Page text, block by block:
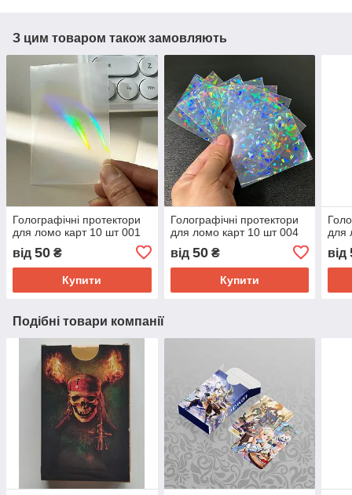
З цим товаром також замовляють
Голографічні протектори
для ломо карт 10 шт 001
від 50 ₴
Купити
Голографічні протектори
для ломо карт 10 шт 004
від 50₴
Купити
для
від
Подібні товари компанії